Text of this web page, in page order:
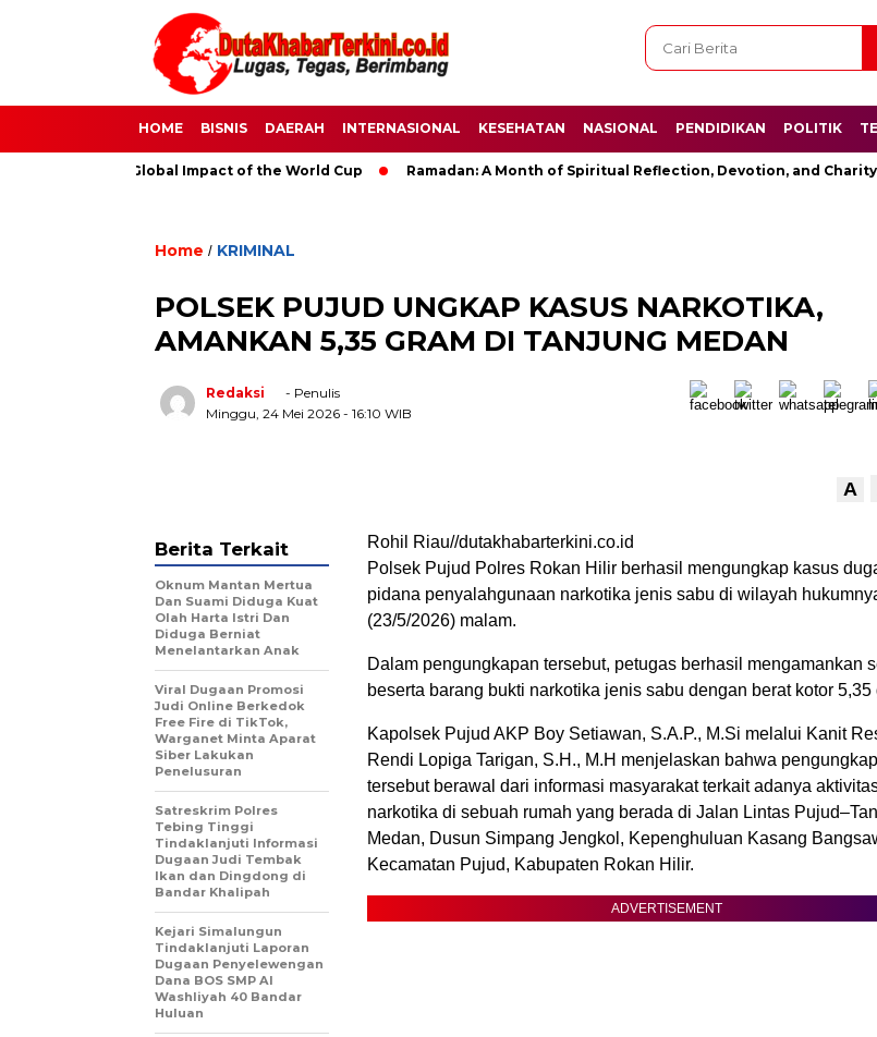
HOME BISNIS DAERAH INTERNASIONAL KESEHATAN NASIONAL PENDIDIKAN POLITIK
The Global Impact of the World Cup Ramadan: A Month of Spiritual Reflection, Devotion, and Charity
Home / KRIMINAL
POLSEK PUJUD UNGKAP KASUS NARKOTIKA,
AMANKAN 5,35 GRAM DI TANJUNG MEDAN
Redaksi
- Penulis
Minggu, 24 Mei 2026 - 16:10 WIB
A
Rohil Riau//dutakhabarterkini.co.id
Polsek Pujud Polres Rokan Hilir berhasil mengungkap kasus
pidana penyalahgunaan narkotika jenis sabu di wilayah
(23/5/2026) malam.
Dalam pengungkapan tersebut, petugas berhasil mengamankan
beserta barang bukti narkotika jenis sabu dengan berat kotor 5,35
Kapolsek Pujud AKP Boy Setiawan, S.A.P., M.Si melalui Kanit
Rendi Lopiga Tarigan, S.H., M.H menjelaskan bahwa
tersebut berawal dari informasi masyarakat terkait adanya
narkotika di sebuah rumah yang berada di Jalan Lintas
Medan, Dusun Simpang Jengkol, Kepenghuluan Kasang
Kecamatan Pujud, Kabupaten Rokan Hilir.
ADVERTISEMENT
Berita Terkait
Oknum Mantan Mertua
Dan Suami Diduga Kuat
Olah Harta Istri Dan
Diduga Berniat
Menelantarkan Anak
Viral Dugaan Promosi
Judi Online Berkedok
Free Fire di TikTok,
Warganet Minta Aparat
Siber Lakukan
Penelusuran
Satreskrim Polres
Tebing Tinggi
Tindaklanjuti Informasi
Dugaan Judi Tembak
Ikan dan Dingdong di
Bandar Khalipah
Kejari Simalungun
Tindaklanjuti Laporan
Dugaan Penyelewengan
Dana BOS SMP Al
Washliyah 40 Bandar
Huluan